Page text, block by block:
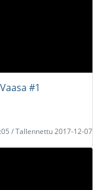
#1
/ Tallennettu 2017-12-07